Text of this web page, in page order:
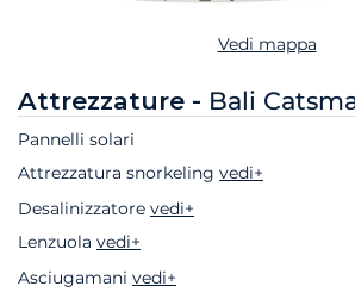
Vedi mappa
Attrezzature - Bali
Pannelli solari
Attrezzatura snorkeling vedi+
Desalinizzatore vedi+
Lenzuola vedi+
Asciugamani vedi+